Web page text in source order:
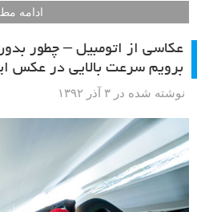
ادامه
عکاسی از اتومبیل – چطور
برویم سرعت بالایی در عکس
نوشته شده در ۳ آذر ۱۳۹۲